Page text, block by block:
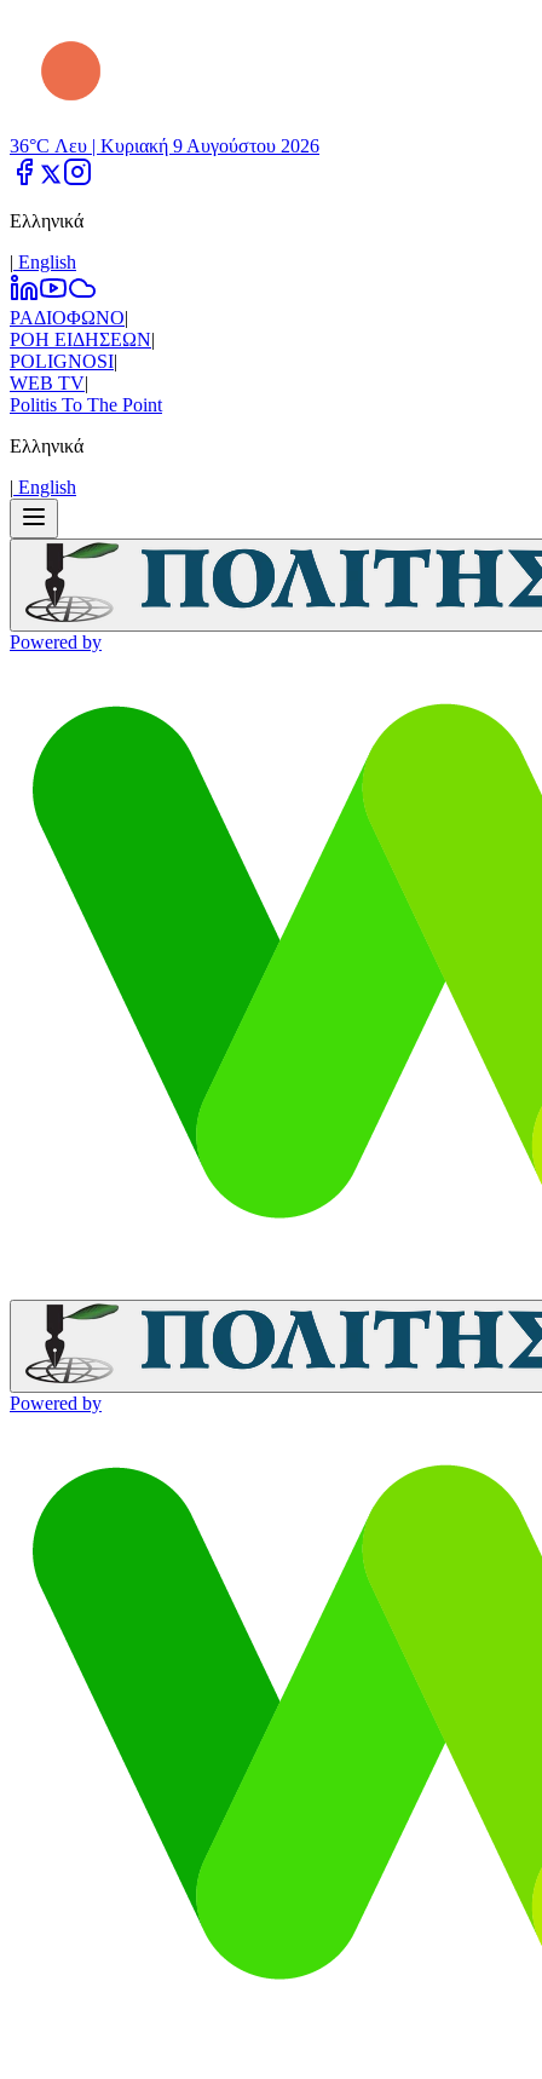
36°C Λευ | Κυριακή 9 Αυγούστου 2026
Ελληνικά
| Εnglish
ΡΑΔΙΟΦΩΝΟ|
ΡΟΗ ΕΙΔΗΣΕΩΝ|
POLIGNOSI|
WEB TV|
Politis To The Point
Ελληνικά
| Εnglish
Powered by
Powered by